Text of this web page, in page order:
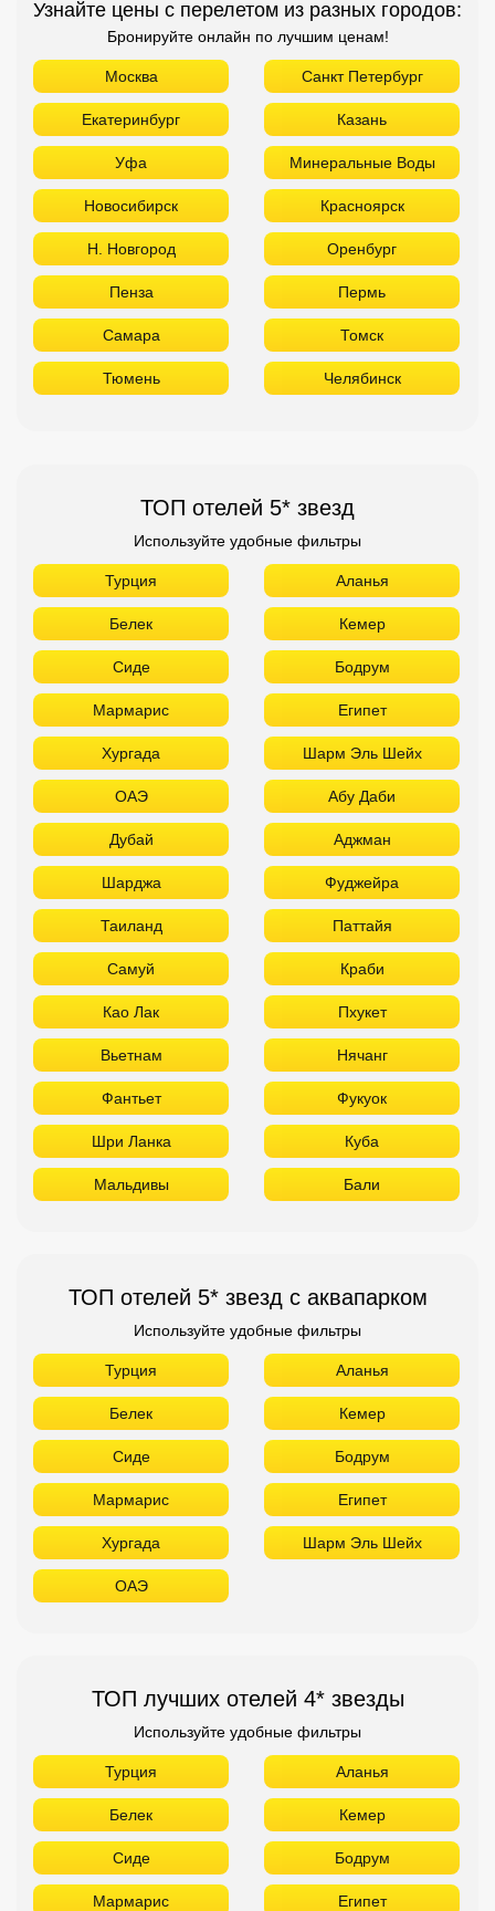
Узнайте цены с перелетом из разных городов:
Бронируйте онлайн по лучшим ценам!
Москва Санкт Петербург
Екатеринбург Казань
Уфа Минеральные Воды
Новосибирск Красноярск
Н. Новгород Оренбург
Пенза Пермь
Самара Томск
Тюмень Челябинск
ТОП отелей 5* звезд
Используйте удобные фильтры
Турция Аланья
Белек Кемер
Сиде Бодрум
Мармарис Египет
Хургада Шарм Эль Шейх
ОАЭ Абу Даби
Дубай Аджман
Шарджа Фуджейра
Таиланд Паттайя
Самуй Краби
Као Лак Пхукет
Вьетнам Нячанг
Фантьет Фукуок
Шри Ланка Куба
Мальдивы Бали
ТОП отелей 5* звезд с аквапарком
Используйте удобные фильтры
Турция Аланья
Белек Кемер
Сиде Бодрум
Мармарис Египет
Хургада Шарм Эль Шейх
ОАЭ
ТОП лучших отелей 4* звезды
Используйте удобные фильтры
Турция Аланья
Белек Кемер
Сиде Бодрум
Мармарис Египет